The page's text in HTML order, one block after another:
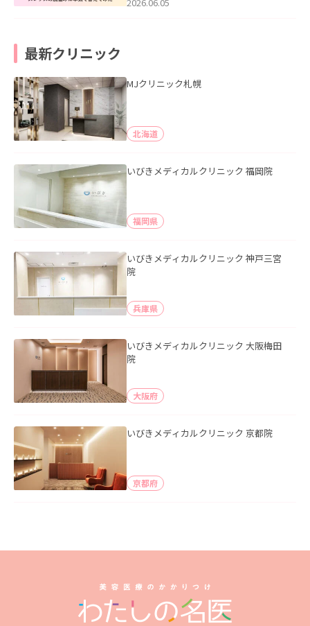
2026.06.05
最新クリニック
MJクリニック札幌
北海道
いびきメディカルクリニック 福岡院
福岡県
いびきメディカルクリニック 神戸三宮
院
兵庫県
いびきメディカルクリニック 大阪梅田
院
大阪府
いびきメディカルクリニック 京都院
京都府